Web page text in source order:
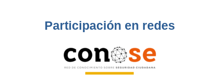
Participación en redes